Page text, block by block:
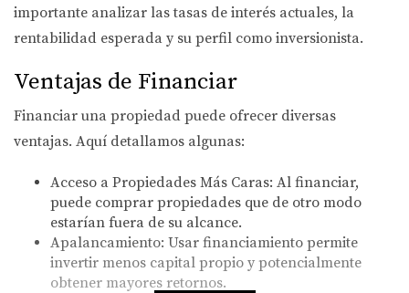
importante analizar las tasas de interés actuales, la
rentabilidad esperada y su perfil como inversionista.
Ventajas de Financiar
Financiar una propiedad puede ofrecer diversas
ventajas. Aquí detallamos algunas:
Acceso a Propiedades Más Caras: Al financiar,
puede comprar propiedades que de otro modo
estarían fuera de su alcance.
Apalancamiento: Usar financiamiento permite
invertir menos capital propio y potencialmente
obtener mayores retornos.